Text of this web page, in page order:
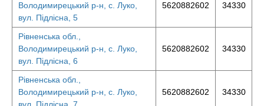
Володимирецький р-н, с. Луко,
вул. Підлісна, 5
5620882602 34330
Рівненська обл.,
Володимирецький р-н, с. Луко,
вул. Підлісна, 6
5620882602 34330
Рівненська обл.,
Володимирецький р-н, с. Луко,
5620882602 34330